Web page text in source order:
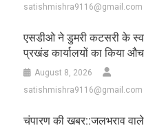
satishmishra9116@gmail.com
एसडीओ ने डुमरी कटसरी के
प्रखंड कार्यालयों का किया
August 8, 2026
satishmishra9116@gmail.com
चंपारण की खबर::जलभराव